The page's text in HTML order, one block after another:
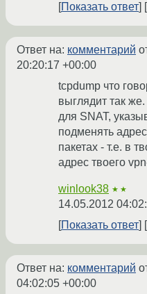
Показать ответ
Ответ на: комментарий
20:20:17 +00:00
tcpdump что
выглядит так
для SNAT,
подменять
пакетах - т.е. в
адрес твоего
winlook38 ★★
14.05.2012
Показать ответ
Ответ на: комментарий
04:02:05 +00:00